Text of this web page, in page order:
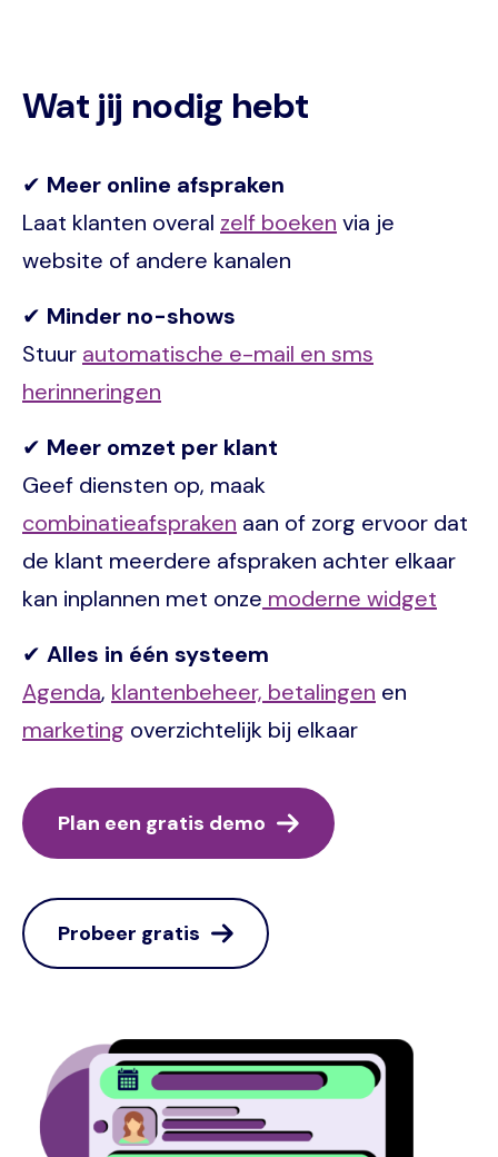
Wat jij nodig hebt
✔ Meer online afspraken
Laat klanten overal zelf boeken via je
website of andere kanalen
✔ Minder no-shows
Stuur automatische e-mail en sms
herinneringen
✔ Meer omzet per klant
Geef diensten op, maak
combinatieafspraken aan of zorg ervoor dat
de klant meerdere afspraken achter elkaar
kan inplannen met onze moderne widget
✔ Alles in één systeem
Agenda, klantenbeheer, betalingen en
marketing overzichtelijk bij elkaar
Plan een gratis demo
Probeer gratis